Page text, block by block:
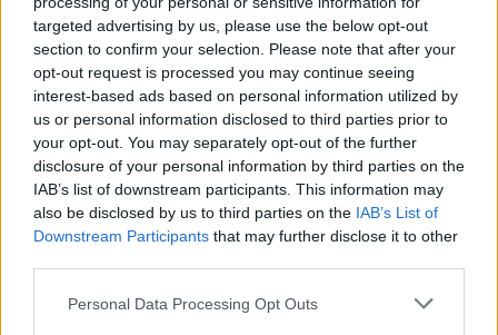
targeted advertising by us, please use the below opt-out
section to confirm your selection. Please note that after your
opt-out request is processed you may continue seeing
interest-based ads based on personal information utilized by
us or personal information disclosed to third parties prior to
your opt-out. You may separately opt-out of the further
disclosure of your personal information by third parties on the
IAB’s list of downstream participants. This information may
also be disclosed by us to third parties on the IAB’s List of
Downstream Participants that may further disclose it to other
Personal Data Processing Opt Outs
θεσμός στη χώρα μας.
Ακολουθήστε το στο Google News
και μάθετε πρώτοι όλα τα επιχειρηματικά νέα
Ειδήσειςαπό την Ελλάδα και τον κόσμο στο